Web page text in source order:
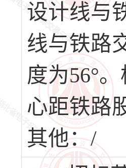
设计线与
线与铁路
度为56°
心距铁路
其他：/